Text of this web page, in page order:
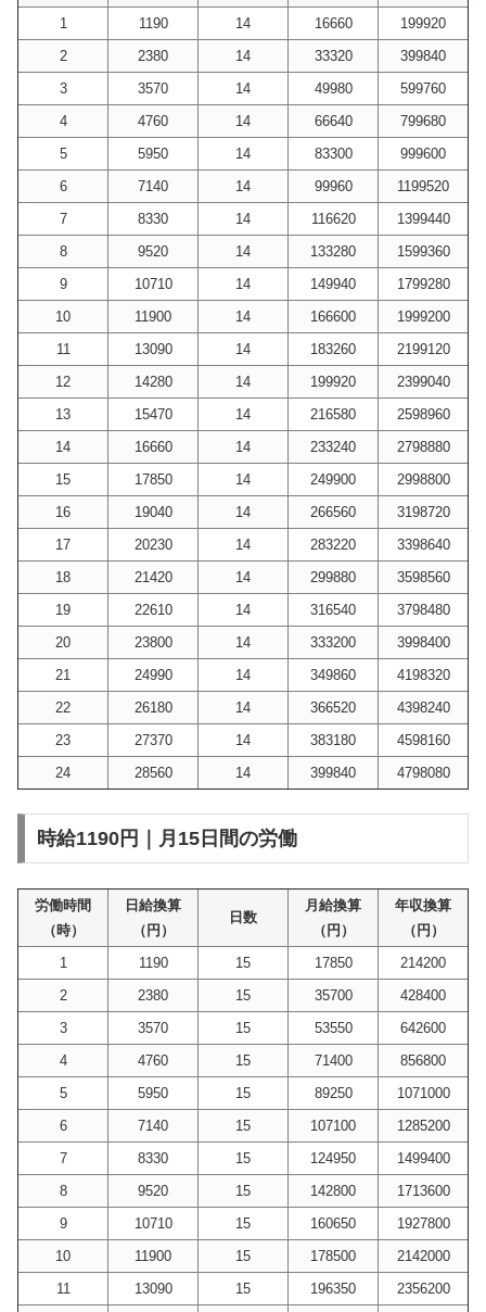
1
1190 14 16660
199920
2
2380 14 33320
399840
3
3570 14 49980
599760
4
4760 14 66640
799680
5
5950 14 83300
999600
6
7140 14 99960
1199520
7
8330 14 116620
1399440
8
9520 14 133280
1599360
9
10710 14 149940
1799280
10
11900 14 166600
1999200
11
13090 14 183260
2199120
12
14280 14 199920
2399040
13
15470 14 216580
2598960
14
16660 14 233240
2798880
15
17850 14 249900
2998800
16
19040 14 266560
3198720
17
20230 14 283220
3398640
18
21420 14 299880
3598560
19
22610 14 316540
3798480
20
23800 14 333200
3998400
21
24990 14 349860
4198320
22
26180 14 366520
4398240
23
27370 14 383180
4598160
24
28560 14 399840 4798080
時給1190円｜月15日間の労働
労働時間
（時）
日給換算
（円）
日数
月給換算
（円）
年収換算
（円）
1
1190 15 17850
214200
2
2380 15 35700
428400
3
3570 15 53550
642600
4
4760 15 71400
856800
5
5950 15 89250
1071000
6
7140 15 107100
1285200
7
8330 15 124950
1499400
8
9520 15 142800
1713600
9
10710 15 160650
1927800
10
11900 15 178500
2142000
11
13090 15 196350 2356200